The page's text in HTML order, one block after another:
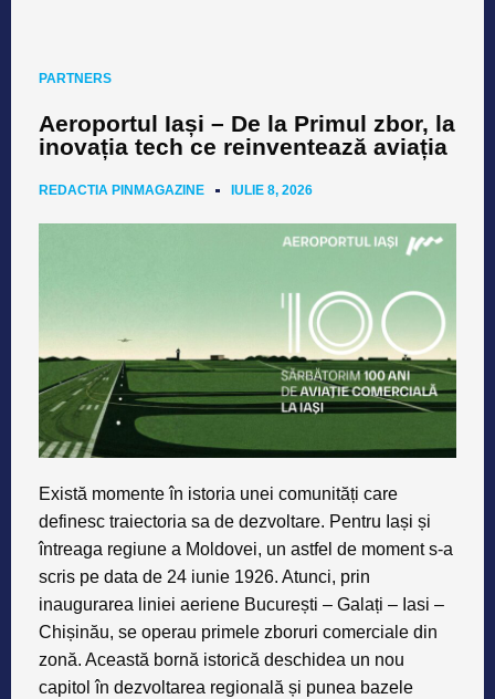
PARTNERS
Aeroportul Iași – De la Primul zbor, la
inovația tech ce reinventează aviația
REDACTIA PINMAGAZINE IULIE 8, 2026
Există momente în istoria unei comunități care
definesc traiectoria sa de dezvoltare. Pentru Iași și
întreaga regiune a Moldovei, un astfel de moment s-a
scris pe data de 24 iunie 1926. Atunci, prin
inaugurarea liniei aeriene București – Galați – Iasi –
Chișinău, se operau primele zboruri comerciale din
zonă. Această bornă istorică deschidea un nou
capitol în dezvoltarea regională și punea bazele